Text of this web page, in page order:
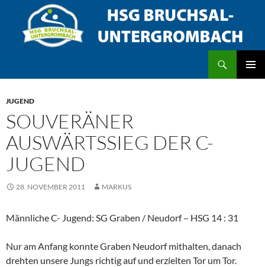
springen
JUGEND
SOUVERÄNER
AUSWÄRTSSIEG DER C-
JUGEND
28. NOVEMBER 2011 MARKUS
Männliche C- Jugend: SG Graben / Neudorf – HSG 14 : 31
Nur am Anfang konnte Graben Neudorf mithalten, danach
drehten unsere Jungs richtig auf und erzielten Tor um Tor.